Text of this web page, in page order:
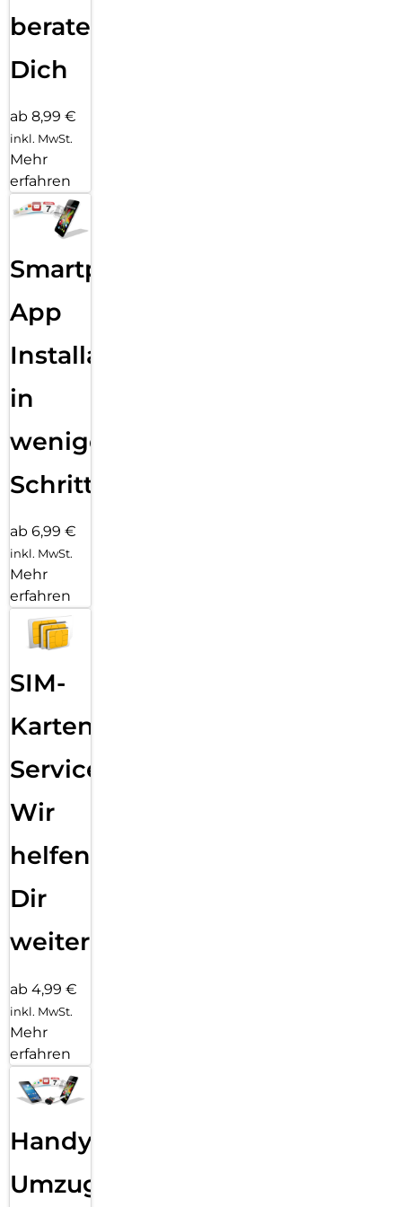
beraten
Dich
ab 8,99 €
inkl. MwSt.
Mehr
erfahren
Smartphone
App
Installation
in
wenigen
Schritten
ab 6,99 €
inkl. MwSt.
Mehr
erfahren
SIM-
Karten
Service:
Wir
helfen
Dir
weiter
ab 4,99 €
inkl. MwSt.
Mehr
erfahren
Handy
Umzug